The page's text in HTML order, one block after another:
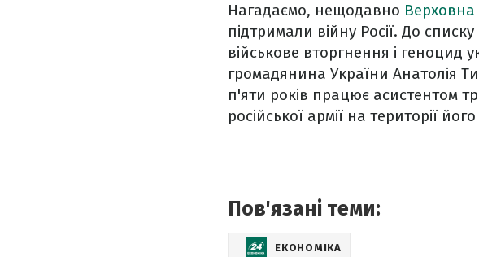
Нагадаємо, нещодавно Верховна
підтримали війну Росії. До
військове вторгнення і геноцид
громадянина України Анатолія
п'яти років працює асистентом
російської армії на території
Пов'язані теми:
ЕКОНОМІКА